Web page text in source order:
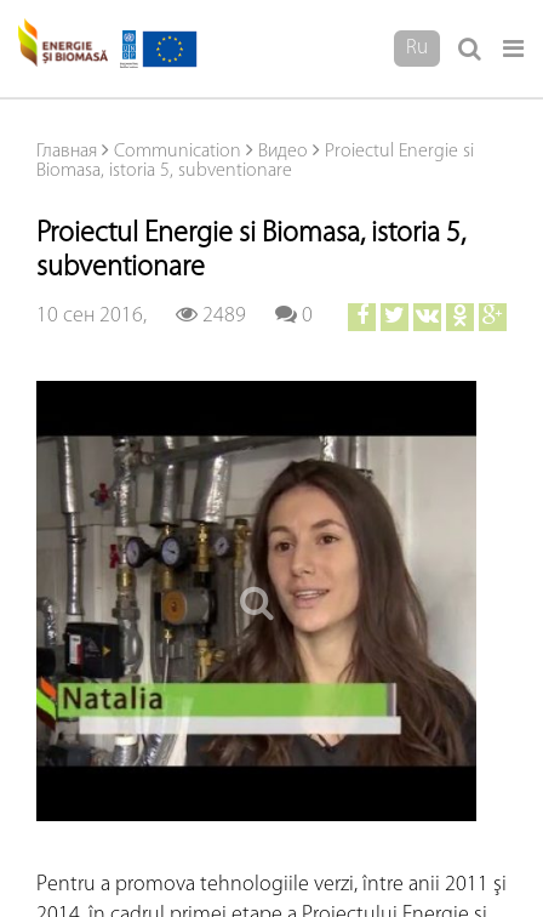
Ru
Главная Communication Видео
Proiectul Energie si
Biomasa, istoria 5, subventionare
Proiectul Energie si Biomasa, istoria 5,
subventionare
10 сен 2016, 2489 0
Pentru a promova tehnologiile verzi, între anii 2011 şi